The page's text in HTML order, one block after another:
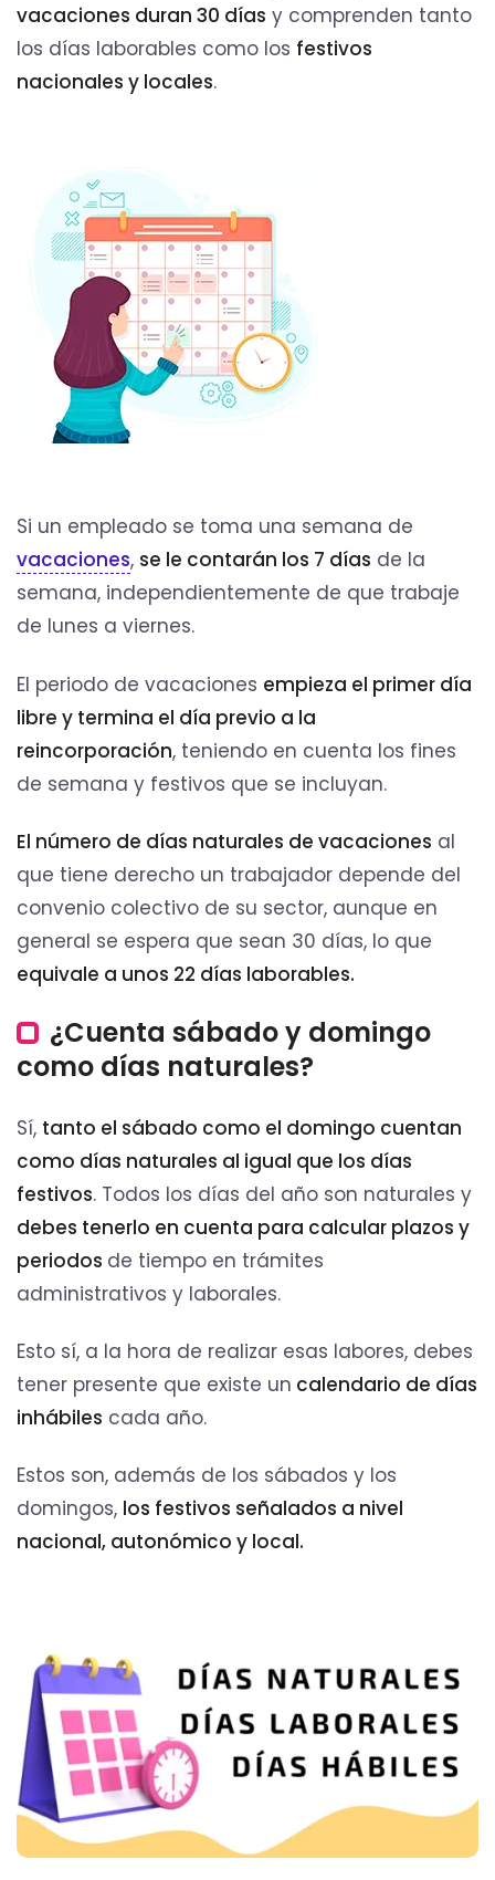
vacaciones duran 30 días y comprenden tanto
los días laborables como los festivos
nacionales y locales.
Si un empleado se toma una semana de
vacaciones, se le contarán los 7 días de la
semana, independientemente de que trabaje
de lunes a viernes.
El periodo de vacaciones empieza el primer día
libre y termina el día previo a la
reincorporación, teniendo en cuenta los fines
de semana y festivos que se incluyan.
El número de días naturales de vacaciones al
que tiene derecho un trabajador depende del
convenio colectivo de su sector, aunque en
general se espera que sean 30 días, lo que
equivale a unos 22 días laborables.
¿Cuenta sábado y domingo
como días naturales?
Sí, tanto el sábado como el domingo cuentan
como días naturales al igual que los días
festivos. Todos los días del año son naturales y
debes tenerlo en cuenta para calcular plazos y
periodos de tiempo en trámites
administrativos y laborales.
Esto sí, a la hora de realizar esas labores, debes
tener presente que existe un calendario de días
inhábiles cada año.
Estos son, además de los sábados y los
domingos, los festivos señalados a nivel
nacional, autonómico y local.